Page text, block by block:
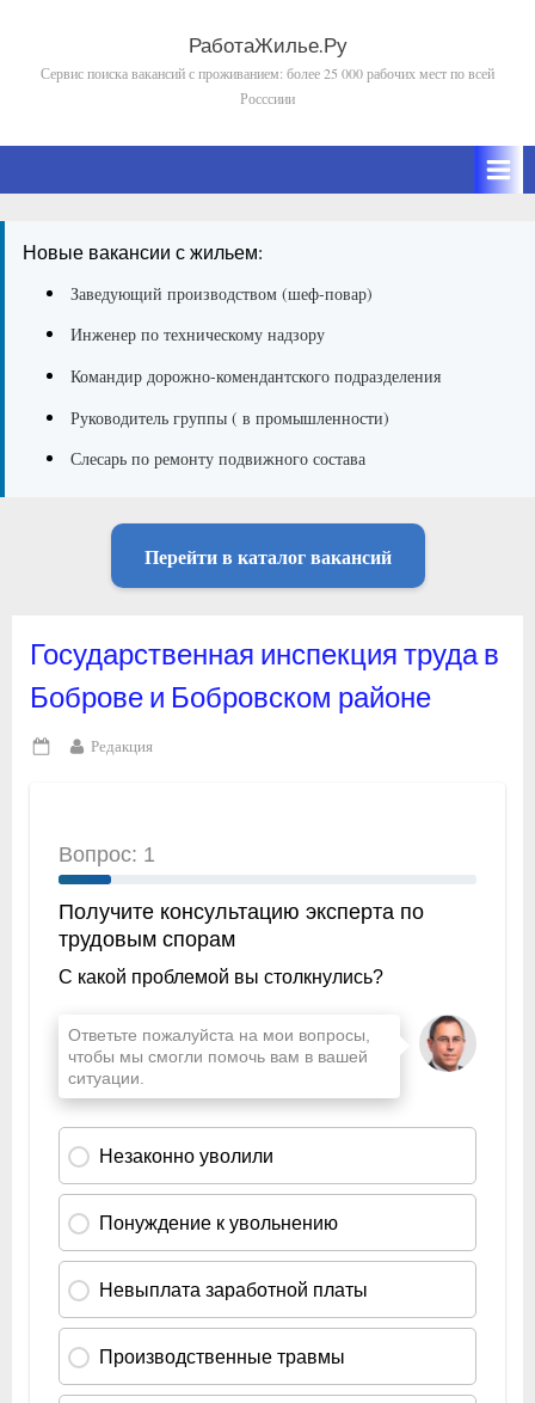
content
РаботаЖилье.Ру
Сервис поиска вакансий с проживанием: более 25 000 рабочих мест по всей
Росссиии
Новые вакансии с жильем:
Заведующий производством (шеф-повар)
Инженер по техническому надзору
Командир дорожно-комендантского подразделения
Руководитель группы ( в промышленности)
Слесарь по ремонту подвижного состава
Перейти в каталог вакансий
Государственная инспекция труда в
Боброве и Бобровском районе
Posted
By
Редакция